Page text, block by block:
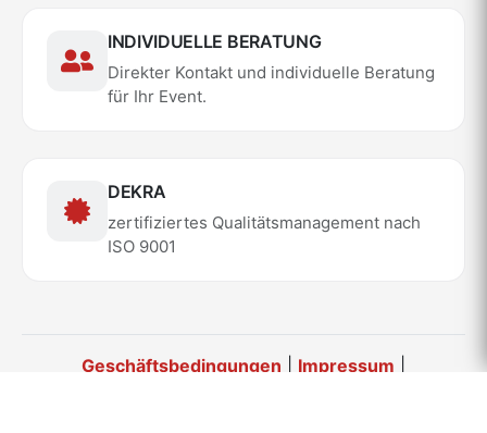
INDIVIDUELLE BERATUNG
Direkter Kontakt und individuelle Beratung
für Ihr Event.
DEKRA
zertifiziertes Qualitätsmanagement nach
ISO 9001
Geschäftsbedingungen Impressum